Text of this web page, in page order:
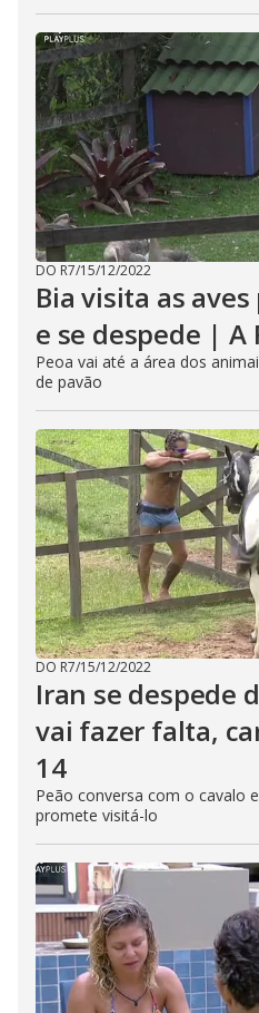
DO R7/15/12/2022
Bia visita as
e se despede | A
Peoa vai até a área dos
de pavão
DO R7/15/12/2022
Iran se despede
vai fazer falta,
14
Peão conversa com o cavalo
promete visitá-lo